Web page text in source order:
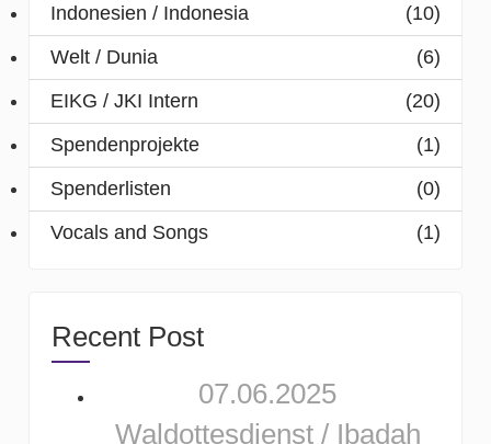
Indonesien / Indonesia
(10)
Welt / Dunia
(6)
EIKG / JKI Intern
(20)
Spendenprojekte
(1)
Spenderlisten
(0)
Vocals and Songs
(1)
Recent Post
07.06.2025
Waldottesdienst / Ibadah